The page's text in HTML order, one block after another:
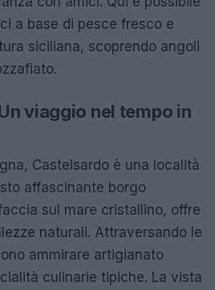
a base di pesce fresco e
siciliana, scoprendo angoli
viaggio nel tempo in
Castelsardo è una località
affascinante borgo
sul mare cristallino, offre
naturali. Attraversando le
ammirare artigianato
culinarie tipiche. La vista